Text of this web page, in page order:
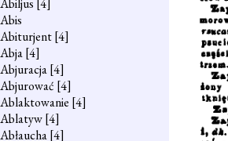
Abiljus [4]
Abis
Abiturjent[4]
Abja[4]
Abjuracja[4]
Abjurować [4]
Ablaktowanie [4]
Ablatyw[4]
Abłaucha[4]